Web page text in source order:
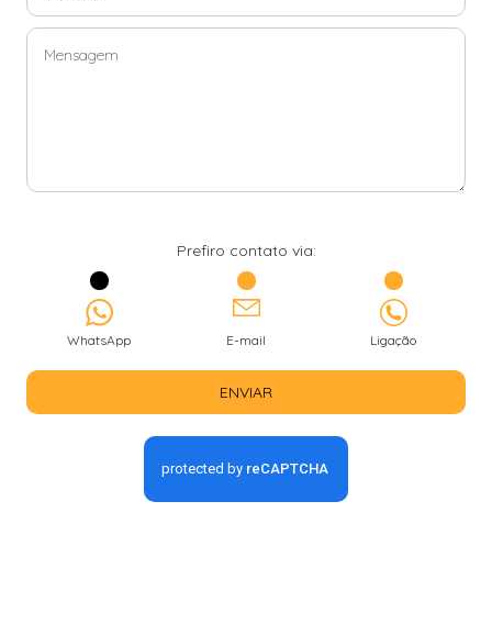
Prefiro contato via:
WhatsApp E-mail Ligação
ENVIAR